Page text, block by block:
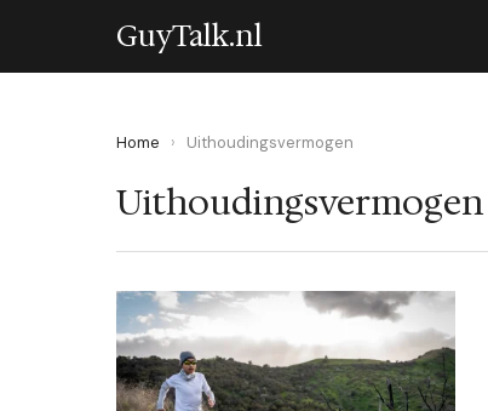
GuyTalk.nl
Home › Uithoudingsvermogen
Uithoudingsvermogen